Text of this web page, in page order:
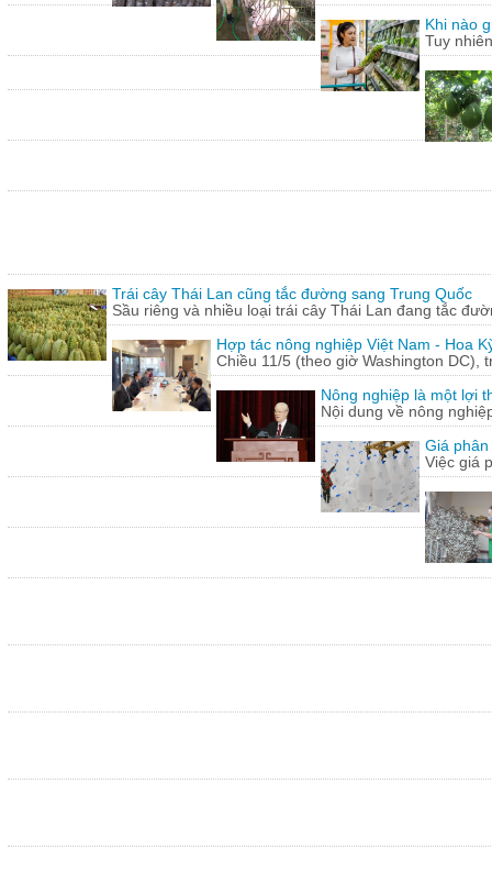
Khi nào
Tuy
Trái cây Thái Lan cũng tắc đường sang Trung Quốc
Sầu riêng và nhiều loại trái cây Thái Lan đang tắc
Hợp tác nông nghiệp Việt Nam - Hoa
Chiều 11/5 (theo giờ Washington DC),
Nông nghiệp là một lợi
Nội dung về nông
Giá
Việc giá